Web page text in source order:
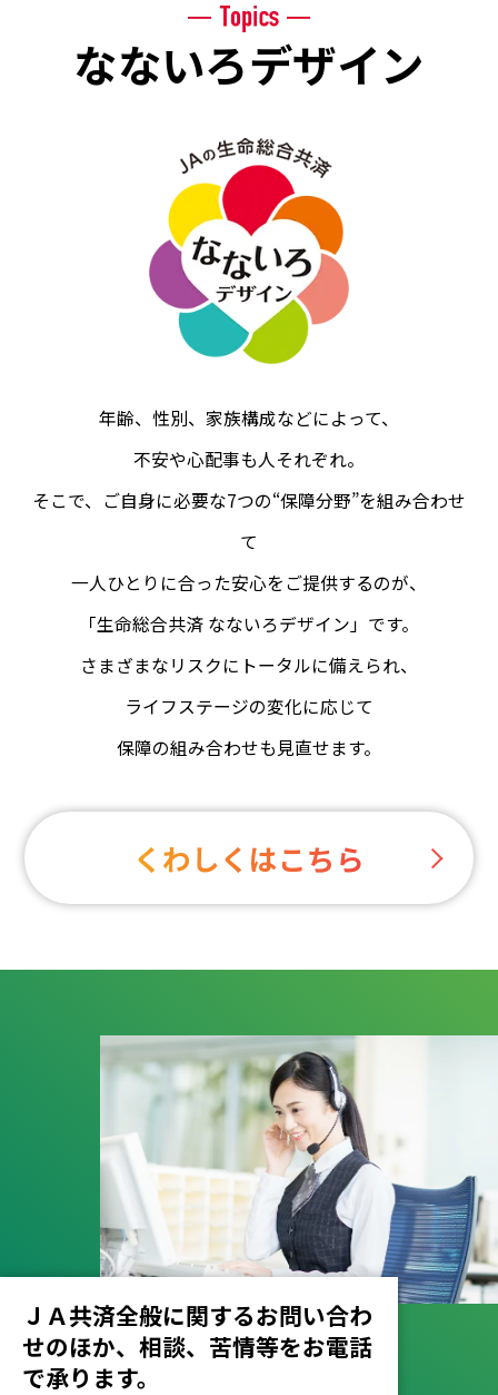
なないろデザイン
年齢、性別、家族構成などによって、
不安や心配事も人それぞれ。
そこで、ご自身に必要な7つの“保障分野”を組み合わせ
て
一人ひとりに合った安心をご提供するのが、
「生命総合共済 なないろデザイン」です。
さまざまなリスクにトータルに備えられ、
ライフステージの変化に応じて
保障の組み合わせも見直せます。
くわしくはこちら
ＪＡ共済全般に関するお問い合わ
せのほか、 相談、苦情等をお電話
で承ります。